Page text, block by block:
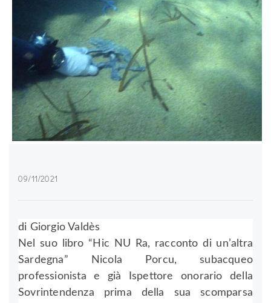
09/11/2021
di Giorgio Valdès
Nel suo libro “Hic NU Ra, racconto di un’altra
Sardegna” Nicola Porcu, subacqueo
professionista e già Ispettore onorario della
Sovrintendenza prima della sua scomparsa